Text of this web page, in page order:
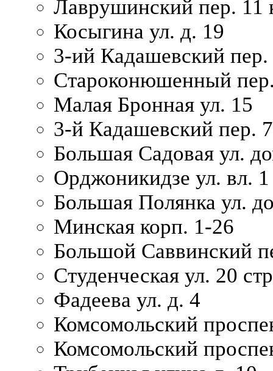
Лаврушинский пер. 11
Косыгина ул. д. 19
3-ий Кадашевский пер.
Староконюшенный
Малая Бронная ул. 15
3-й Кадашевский пер.
Большая Садовая ул.
Орджоникидзе ул. вл. 1
Большая Полянка ул.
Минская корп. 1-26
Большой Саввинский
Студенческая ул. 20
Фадеева ул. д. 4
Комсомольский
Комсомольский